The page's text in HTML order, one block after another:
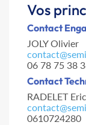
Vos
Contact
JOLY Olivier
06 78 75 38
Contact
RADELET Eric
0610724280